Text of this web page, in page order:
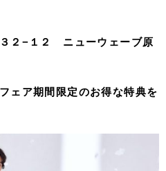
２−１２ ニューウェーブ原
ェア期間限定のお得な特典を